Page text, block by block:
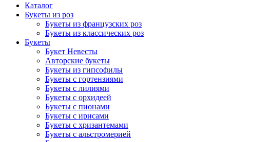
Каталог
Букеты из роз
Букеты из французских роз
Букеты из классических роз
Букеты
Букет Невесты
Авторские букеты
Букеты из гипсофилы
Букеты с гортензиями
Букеты с лилиями
Букеты с орхидеей
Букеты с пионами
Букеты с ирисами
Букеты с хризантемами
Букеты с альстромерией